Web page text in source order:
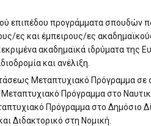
επιπέδου προγράμματα σπουδών
ες και έμπειρους/ες
ακαδημαϊκά ιδρύματα της
και ανέλιξη.
Μεταπτυχιακό Πρόγραμμα σε
Πρόγραμμα στο
Πρόγραμμα στο Δημόσιο
Διδακτορικό στη Νομική.